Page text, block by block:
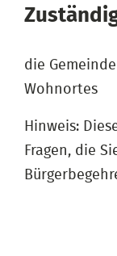
die
Wohnortes
Hinweis:
Fragen, die